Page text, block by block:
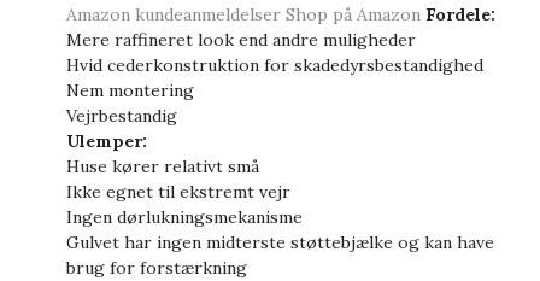
Amazon kundeanmeldelser Shop på Amazon Fordele:
Mere raffineret look end andre muligheder
Hvid cederkonstruktion for skadedyrsbestandighed
Nem montering
Vejrbestandig
Ulemper:
Huse kører relativt små
Ikke egnet til ekstremt vejr
Ingen dørlukningsmekanisme
Gulvet har ingen midterste støttebjælke og kan have
brug for forstærkning